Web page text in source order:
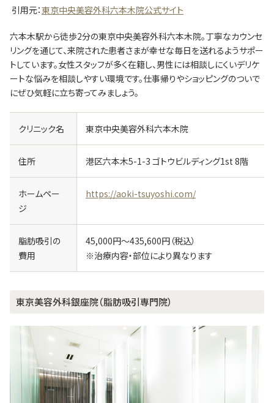
引用元：東京中央美容外科六本木院公式サイト
六本木駅から徒歩2分の東京中央美容外科六本木院。丁寧なカウンセ
リングを通じて、来院された患者さまが幸せな毎日を送れるようサポー
トしています。女性スタッフが多く在籍し、男性には相談しにくいデリケ
ートな悩みを相談しやすい環境です。仕事帰りやショッピングのついで
にぜひ気軽に立ち寄ってみましょう。
クリニック名 東京中央美容外科六本木院
住所 港区六本木5-1-3 ゴトウビルディング1st 8階
ホームペー
ジ
https://aoki-tsuyoshi.com/
脂肪吸引の
費用
45,000円～435,600円（税込）
※治療内容・部位により異なります
東京美容外科銀座院（脂肪吸引専門院）